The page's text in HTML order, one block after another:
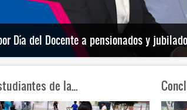
Día del Docente a pensionados y
de la…